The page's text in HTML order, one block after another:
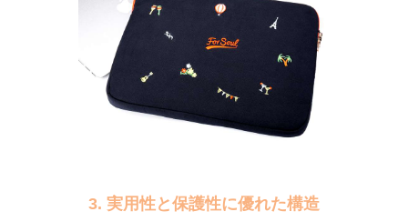
3. 実用性と保護性に優れた構造